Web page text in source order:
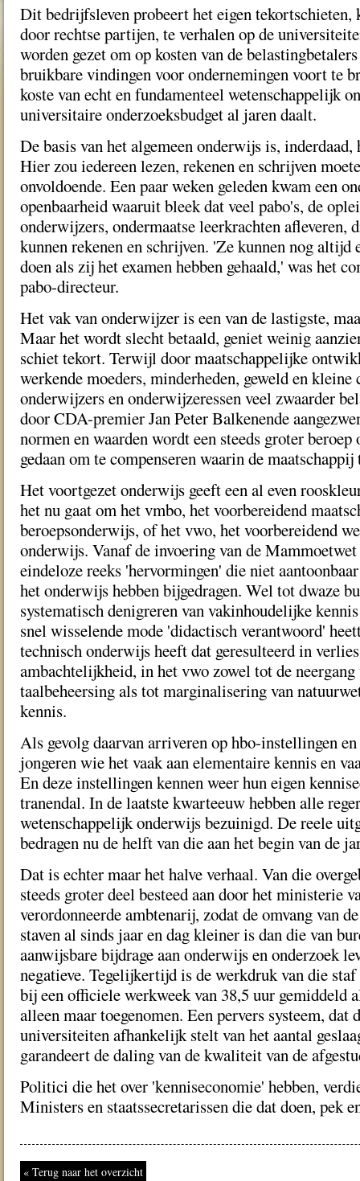
Dit bedrijfsleven probeert het eigen tekortschieten,
door rechtse partijen, te verhalen op de
worden gezet om op kosten van de
bruikbare vindingen voor ondernemingen voort te
koste van echt en fundamenteel wetenschappelijk
universitaire onderzoeksbudget al jaren daalt.
De basis van het algemeen onderwijs is,
Hier zou iedereen lezen, rekenen en schrijven
onvoldoende. Een paar weken geleden kwam een
openbaarheid waaruit bleek dat veel pabo's, de
onderwijzers, ondermaatse leerkrachten afleveren,
kunnen rekenen en schrijven. 'Ze kunnen nog altijd
doen als zij het examen hebben gehaald,' was het
pabo-directeur.
Het vak van onderwijzer is een van de lastigste,
Maar het wordt slecht betaald, geniet weinig
schiet tekort. Terwijl door maatschappelijke
werkende moeders, minderheden, geweld en
onderwijzers en onderwijzeressen veel zwaarder
door CDA-premier Jan Peter Balkenende
normen en waarden wordt een steeds groter
gedaan om te compenseren waarin de
Het voortgezet onderwijs geeft een al even
het nu gaat om het vmbo, het voorbereidend
beroepsonderwijs, of het vwo, het voorbereidend
onderwijs. Vanaf de invoering van de
eindeloze reeks 'hervormingen' die niet
het onderwijs hebben bijgedragen. Wel tot dwaze
systematisch denigreren van vakinhoudelijke
snel wisselende mode 'didactisch verantwoord'
technisch onderwijs heeft dat geresulteerd in
ambachtelijkheid, in het vwo zowel tot de neergang
taalbeheersing als tot marginalisering van
kennis.
Als gevolg daarvan arriveren op hbo-instellingen
jongeren wie het vaak aan elementaire kennis en
En deze instellingen kennen weer hun eigen
tranendal. In de laatste kwarteeuw hebben alle
wetenschappelijk onderwijs bezuinigd. De reele
bedragen nu de helft van die aan het begin van de
Dat is echter maar het halve verhaal. Van die
steeds groter deel besteed aan door het ministerie
verordonneerde ambtenarij, zodat de omvang van
staven al sinds jaar en dag kleiner is dan die van
aanwijsbare bijdrage aan onderwijs en onderzoek
negatieve. Tegelijkertijd is de werkdruk van die
bij een officiele werkweek van 38,5 uur gemiddeld
alleen maar toegenomen. Een pervers systeem, dat
universiteiten afhankelijk stelt van het aantal
garandeert de daling van de kwaliteit van de
Politici die het over 'kenniseconomie' hebben,
Ministers en staatssecretarissen die dat doen, pek
« Terug naar het overzicht